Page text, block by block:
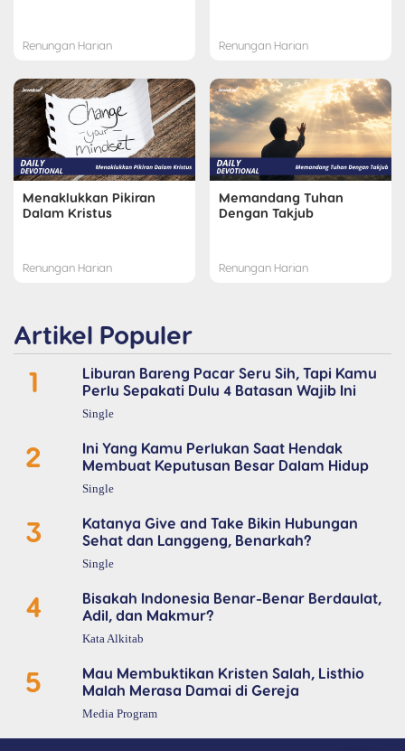
Renungan Harian Renungan Harian
Menaklukkan Pikiran
Dalam Kristus
Renungan Harian
Memandang Tuhan
Dengan Takjub
Renungan Harian
Artikel Populer
1
Liburan Bareng Pacar Seru Sih, Tapi Kamu
Perlu Sepakati Dulu 4 Batasan Wajib Ini
Single
2
Ini Yang Kamu Perlukan Saat Hendak
Membuat Keputusan Besar Dalam Hidup
Single
3
Katanya Give and Take Bikin Hubungan
Sehat dan Langgeng, Benarkah?
Single
4
Bisakah Indonesia Benar-Benar Berdaulat,
Adil, dan Makmur?
Kata Alkitab
5
Mau Membuktikan Kristen Salah, Listhio
Malah Merasa Damai di Gereja
Media Program